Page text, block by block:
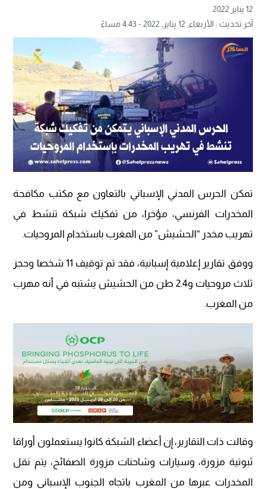
12 يناير 2022
آخر تحديث :الأربعاء, 12 يناير, 2022 - 4:43 مساءً
تمكن الحرس المدني الإسباني بالتعاون مع مكتب مكافحة
المخدرات الفرنسي، مؤخرا، من تفكيك شبكة تنشط في
تهريب مخدر “الحشيش” من المغرب باستخدام المروحيات.
ووفق تقارير إعلامية إسبانية، فقد تم توقيف 11 شخصا وحجز
ثلاث مروحيات و2.4 طن من الحشيش يشتبه في أنه مهرب
من المغرب.
وقالت ذات التقارير، إن أعضاء الشبكة كانوا يستعملون أوراقا
ثبوتية مزورة، وسيارات وشاحنات مزورة الصفائح، يتم نقل
المخدرات عبرها من المغرب باتجاه الجنوب الإسباني ومن